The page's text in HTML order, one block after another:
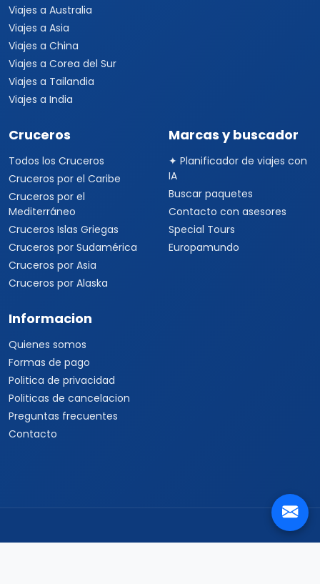
Viajes a Australia
Viajes a Asia
Viajes a China
Viajes a Corea del Sur
Viajes a Tailandia
Viajes a India
Cruceros
Todos los Cruceros
Cruceros por el Caribe
Cruceros por el
Mediterráneo
Cruceros Islas Griegas
Cruceros por Sudamérica
Cruceros por Asia
Cruceros por Alaska
Marcas y buscador
✦ Planificador de viajes con
IA
Buscar paquetes
Contacto con asesores
Special Tours
Europamundo
Informacion
Quienes somos
Formas de pago
Politica de privacidad
Politicas de cancelacion
Preguntas frecuentes
Contacto